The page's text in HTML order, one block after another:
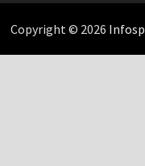
Copyright © 2026